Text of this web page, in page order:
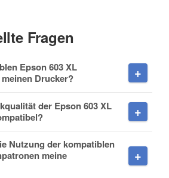
Toneroffice die beste Qualität und
Fragen
Epson 603 XL
Drucker?
der Epson 603 XL
Nutzung der kompatiblen
meine